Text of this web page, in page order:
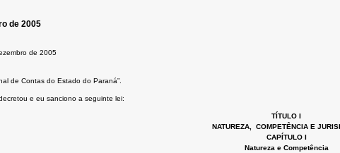
de 2005
de 2005
de Contas do Estado do Paraná”.
e eu sanciono a seguinte lei:
TÍTULO I
NATUREZA, COMPETÊNCIA E
CAPÍTULO I
Natureza e Competência